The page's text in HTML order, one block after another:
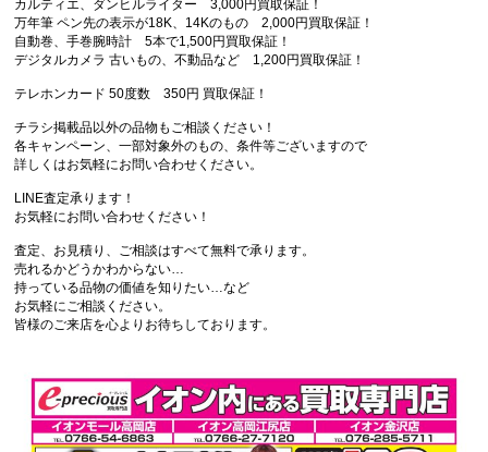
カルティエ、ダンヒルライター 3,000円買取保証！
万年筆 ペン先の表示が18K、14Kのもの 2,000円買取保証！
自動巻、手巻腕時計 5本で1,500円買取保証！
デジタルカメラ 古いもの、不動品など 1,200円買取保証！
テレホンカード 50度数 350円 買取保証！
チラシ掲載品以外の品物もご相談ください！
各キャンペーン、一部対象外のもの、条件等ございますので
詳しくはお気軽にお問い合わせください。
LINE査定承ります！
お気軽にお問い合わせください！
査定、お見積り、ご相談はすべて無料で承ります。
売れるかどうかわからない…
持っている品物の価値を知りたい…など
お気軽にご相談ください。
皆様のご来店を心よりお待ちしております。